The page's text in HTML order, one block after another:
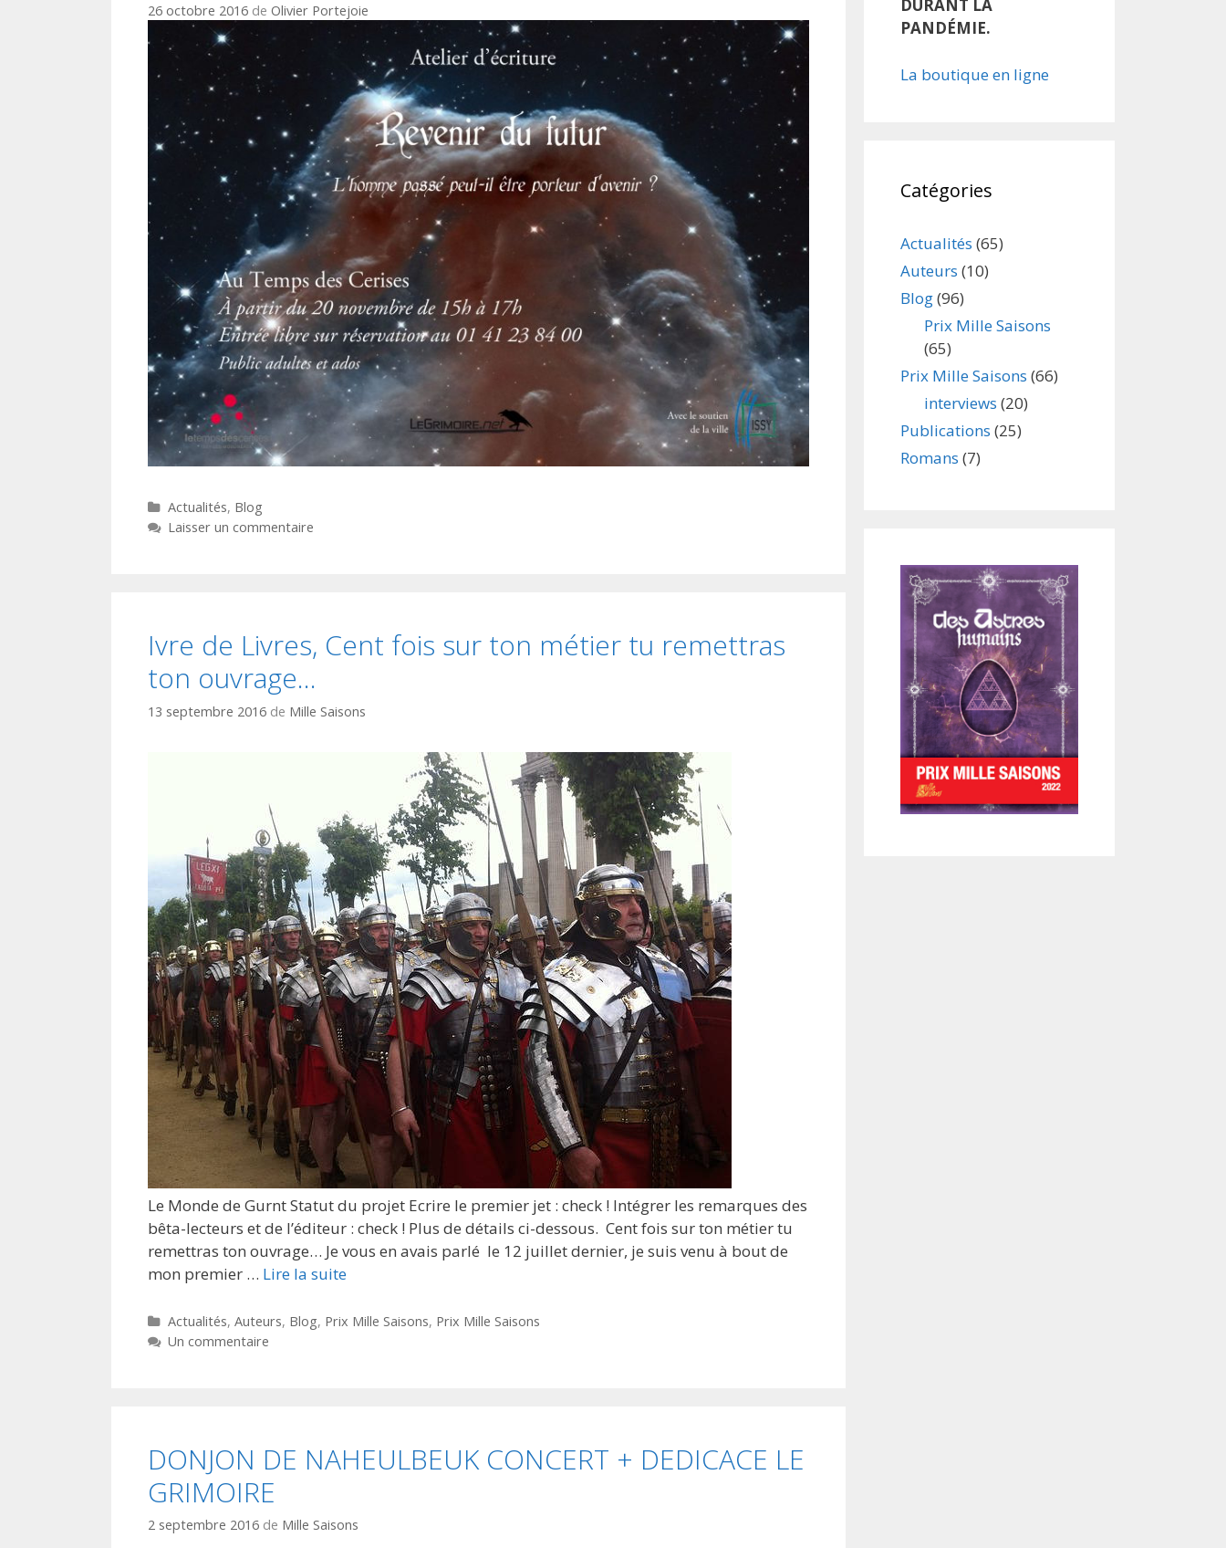
26 octobre 2016 de Olivier Portejoie
Catégories
Actualités, Blog
Laisser un commentaire
Ivre de Livres, Cent fois sur ton métier tu remettras
ton ouvrage…
13 septembre 2016 de Mille Saisons
Le Monde de Gurnt Statut du projet Ecrire le premier jet : check ! Intégrer les remarques des
bêta-lecteurs et de l’éditeur : check ! Plus de détails ci-dessous. Cent fois sur ton métier tu
remettras ton ouvrage… Je vous en avais parlé le 12 juillet dernier, je suis venu à bout de
mon premier … Lire la suite
Catégories
Actualités, Auteurs, Blog, Prix Mille Saisons, Prix Mille Saisons
Un commentaire
DONJON DE NAHEULBEUK CONCERT + DEDICACE LE
GRIMOIRE
2 septembre 2016 de Mille Saisons
DURANT LA
PANDÉMIE.
La boutique en ligne
Catégories
Actualités (65)
Auteurs (10)
Blog(96)
Prix Mille Saisons
(65)
Prix Mille Saisons (66)
interviews (20)
Publications (25)
Romans (7)